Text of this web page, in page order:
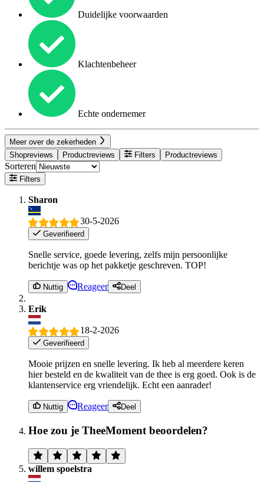
Duidelijke voorwaarden
Klachtenbeheer
Echte ondernemer
Meer over de zekerheden
Shopreviews
Productreviews Filters Productreviews
Sorteren
Filters
Sharon
30-5-2026
Geverifieerd
Snelle service, goede levering, zelfs mijn persoonlijke
berichtje was op het pakketje geschreven. TOP!
Nuttig Reageer Deel
Erik
18-2-2026
Geverifieerd
Mooie prijzen en snelle levering. Ik heb al meerdere keren
hier besteld en de kwaliteit van de thee is erg goed. Ook is de
klantenservice erg vriendelijk. Echt een aanrader!
Nuttig Reageer Deel
Hoe zou je TheeMoment beoordelen?
willem spoelstra